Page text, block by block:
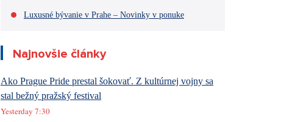
Luxusné bývanie v Prahe – Novinky v ponuke
Najnovšie články
Ako Prague Pride prestal šokovať. Z kultúrnej vojny sa
stal bežný pražský festival
Yesterday 7:30